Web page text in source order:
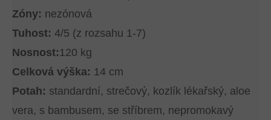
Zóny: nezónová
Tuhost: 4/5 (z rozsahu 1-7)
Nosnost:120 kg
Celková výška: 14 cm
Potah: standardní, strečový, kozlík lékařský, aloe
vera, s bambusem, se stříbrem, nepromokavý